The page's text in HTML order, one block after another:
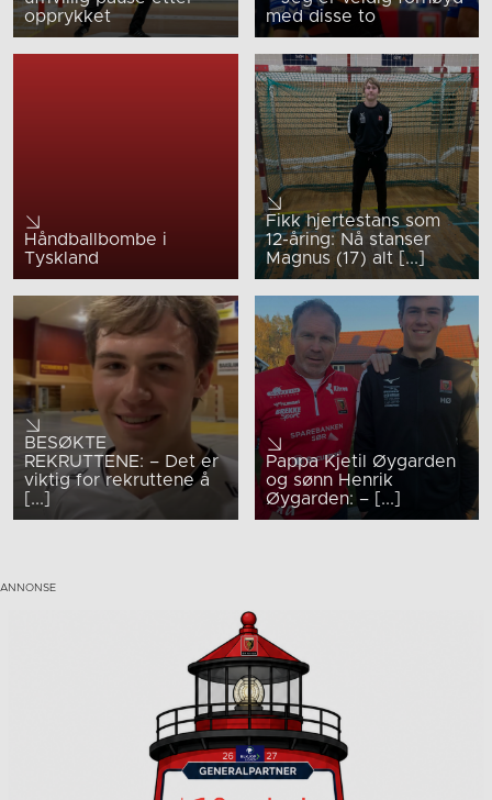
opprykket
med disse to
Håndballbombe i
Tyskland
Fikk hjertestans som
12-åring: Nå stanser
Magnus (17) alt [...]
BESØKTE
REKRUTTENE: – Det er
viktig for rekruttene å
[...]
Pappa Kjetil Øygarden
og sønn Henrik
Øygarden: – [...]